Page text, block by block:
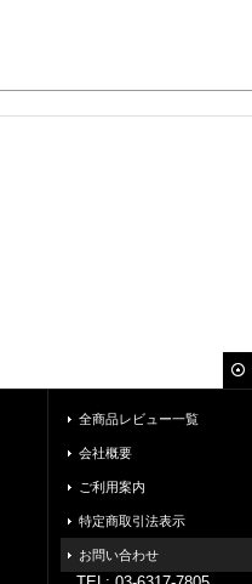
全商品レビュー一覧
会社概要
ご利用案内
特定商取引法表示
お問い合わせ